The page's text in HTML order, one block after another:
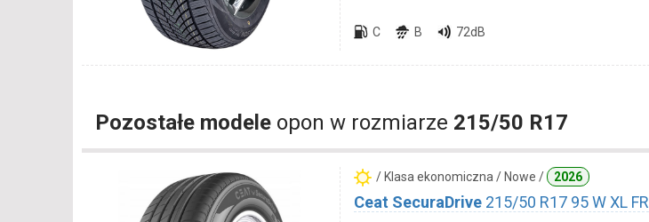
C B 72dB
Pozostałe modele opon w rozmiarze 215/50 R17
/ Klasa ekonomiczna / Nowe / 2026
Ceat SecuraDrive 215/50 R17 95 W XL FR